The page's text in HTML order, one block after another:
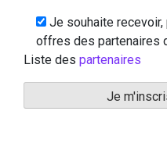
Je souhaite
offres des partenaires
Liste des partenaires